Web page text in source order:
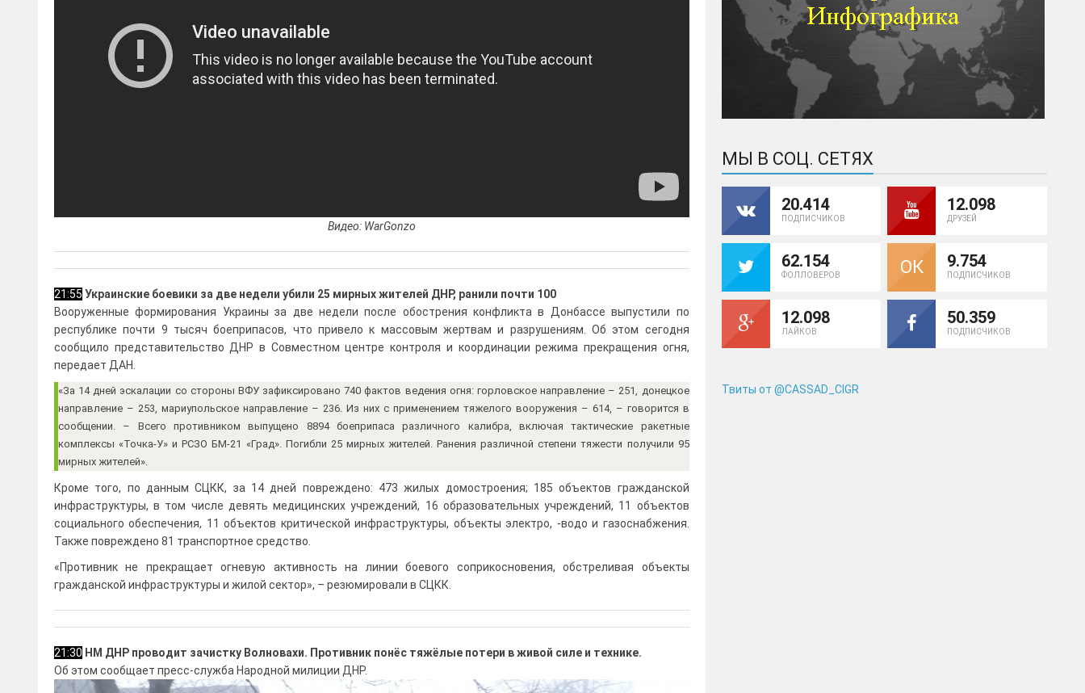
Видео: WarGonzo
21:55 Украинские боевики за две недели убили 25 мирных жителей ДНР, ранили почти 100
Вооруженные формирования Украины за две недели после обострения конфликта в Донбассе выпустили по
республике почти 9 тысяч боеприпасов, что привело к массовым жертвам и разрушениям. Об этом сегодня
сообщило представительство ДНР в Совместном центре контроля и координации режима прекращения огня,
передает ДАН.
«За 14 дней эскалации со стороны ВФУ зафиксировано 740 фактов ведения огня: горловское направление – 251, донецкое
направление – 253, мариупольское направление – 236. Из них с применением тяжелого вооружения – 614, – говорится в
сообщении. – Всего противником выпущено 8894 боеприпаса различного калибра, включая тактические ракетные
комплексы «Точка-У» и РСЗО БМ-21 «Град». Погибли 25 мирных жителей. Ранения различной степени тяжести получили 95
мирных жителей».
Кроме того, по данным СЦКК, за 14 дней повреждено: 473 жилых домостроения; 185 объектов гражданской
инфраструктуры, в том числе девять медицинских учреждений, 16 образовательных учреждений, 11 объектов
социального обеспечения, 11 объектов критической инфраструктуры, объекты электро, -водо и газоснабжения.
Также повреждено 81 транспортное средство.
«Противник не прекращает огневую активность на линии боевого соприкосновения, обстреливая объекты
гражданской инфраструктуры и жилой сектор», – резюмировали в СЦКК.
21:30 НМ ДНР проводит зачистку Волновахи. Противник понёс тяжёлые потери в живой силе и технике.
Об этом сообщает пресс-служба Народной милиции ДНР.
МЫ В СОЦ. СЕТЯХ
20.414
ПОДПИСЧИКОВ
12.098
ДРУЗЕЙ
62.154
ФОЛЛОВЕРОВ ОК 9.754
ПОДПИСЧИКОВ
12.098
ЛАЙКОВ
50.359
ПОДПИСЧИКОВ
Твиты от @CASSAD_CIGR